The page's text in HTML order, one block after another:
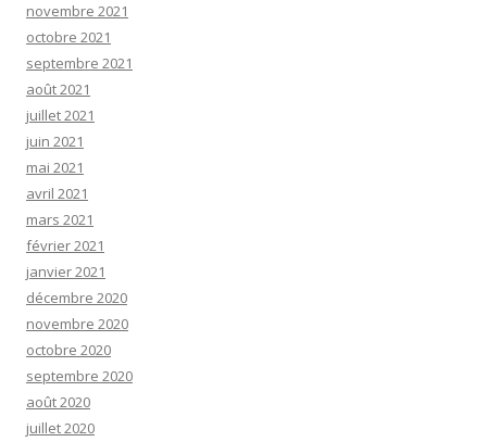
novembre 2021
octobre 2021
septembre 2021
août 2021
juillet 2021
juin 2021
mai 2021
avril 2021
mars 2021
février 2021
janvier 2021
décembre 2020
novembre 2020
octobre 2020
septembre 2020
août 2020
juillet 2020